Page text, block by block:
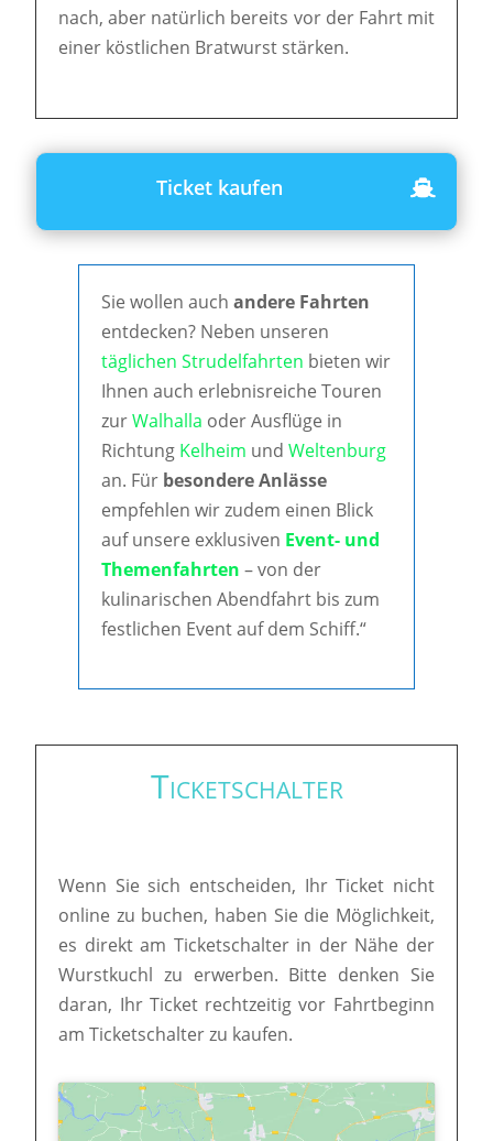
nach, aber natürlich bereits vor der Fahrt mit
einer köstlichen Bratwurst stärken.
Ticket kaufen
Sie wollen auch andere Fahrten
entdecken? Neben unseren
täglichen Strudelfahrten bieten wir
Ihnen auch erlebnisreiche Touren
zurWalhalla oder Ausflüge in
Richtung Kelheim und Weltenburg
an. Für besondere Anlässe
empfehlen wir zudem einen Blick
auf unsere exklusiven Event- und
Themenfahrten – von der
kulinarischen Abendfahrt bis zum
festlichen Event auf dem Schiff.“
Ticketschalter
Wenn Sie sich entscheiden, Ihr Ticket nicht
online zu buchen, haben Sie die Möglichkeit,
es direkt am Ticketschalter in der Nähe der
Wurstkuchl zu erwerben. Bitte denken Sie
daran, Ihr Ticket rechtzeitig vor Fahrtbeginn
am Ticketschalter zu kaufen.